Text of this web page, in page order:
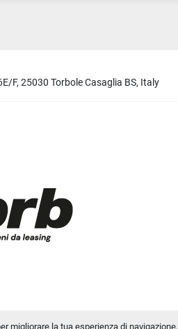
migliorare la tua esperienza di navigazione,
F, 25030 Torbole Casaglia BS, Italy